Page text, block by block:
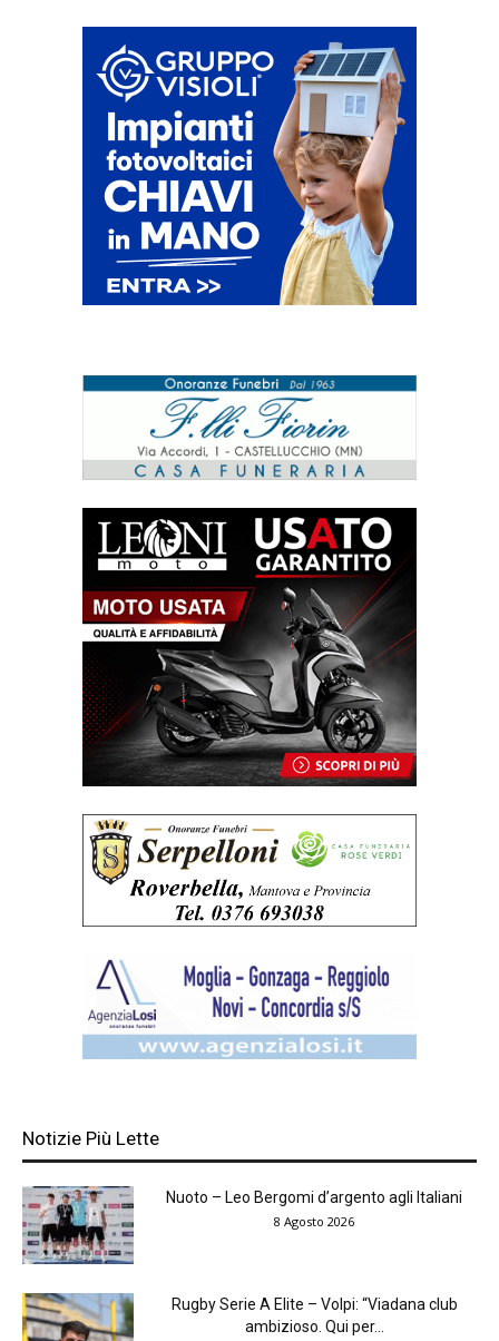
Notizie Più Lette
Nuoto – Leo Bergomi d’argento agli Italiani
8 Agosto 2026
Rugby Serie A Elite – Volpi: “Viadana club
ambizioso. Qui per...